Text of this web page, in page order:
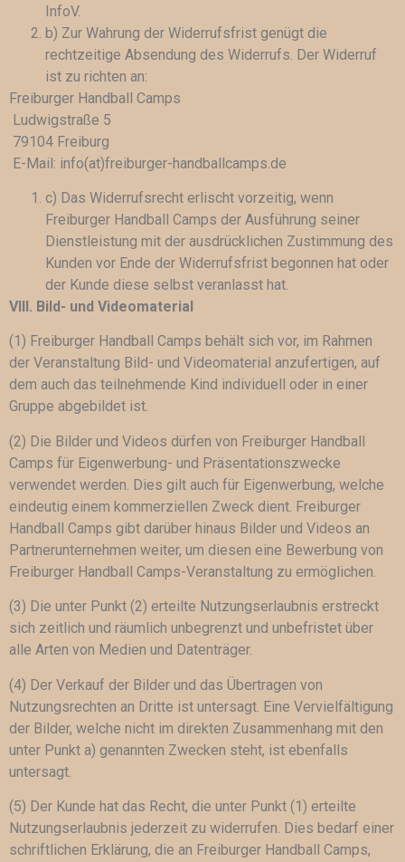
InfoV.
b) Zur Wahrung der Widerrufsfrist genügt die
rechtzeitige Absendung des Widerrufs. Der Widerruf
ist zu richten an:
Freiburger Handball Camps
Ludwigstraße 5
79104 Freiburg
E-Mail: info(at)freiburger-handballcamps.de
c) Das Widerrufsrecht erlischt vorzeitig, wenn
Freiburger Handball Camps der Ausführung seiner
Dienstleistung mit der ausdrücklichen Zustimmung des
Kunden vor Ende der Widerrufsfrist begonnen hat oder
der Kunde diese selbst veranlasst hat.
VIII. Bild- und Videomaterial
(1) Freiburger Handball Camps behält sich vor, im Rahmen
der Veranstaltung Bild- und Videomaterial anzufertigen, auf
dem auch das teilnehmende Kind individuell oder in einer
Gruppe abgebildet ist.
(2) Die Bilder und Videos dürfen von Freiburger Handball
Camps für Eigenwerbung- und Präsentationszwecke
verwendet werden. Dies gilt auch für Eigenwerbung, welche
eindeutig einem kommerziellen Zweck dient. Freiburger
Handball Camps gibt darüber hinaus Bilder und Videos an
Partnerunternehmen weiter, um diesen eine Bewerbung von
Freiburger Handball Camps-Veranstaltung zu ermöglichen.
(3) Die unter Punkt (2) erteilte Nutzungserlaubnis erstreckt
sich zeitlich und räumlich unbegrenzt und unbefristet über
alle Arten von Medien und Datenträger.
(4) Der Verkauf der Bilder und das Übertragen von
Nutzungsrechten an Dritte ist untersagt. Eine Vervielfältigung
der Bilder, welche nicht im direkten Zusammenhang mit den
unter Punkt a) genannten Zwecken steht, ist ebenfalls
untersagt.
(5) Der Kunde hat das Recht, die unter Punkt (1) erteilte
Nutzungserlaubnis jederzeit zu widerrufen. Dies bedarf einer
schriftlichen Erklärung, die an Freiburger Handball Camps,